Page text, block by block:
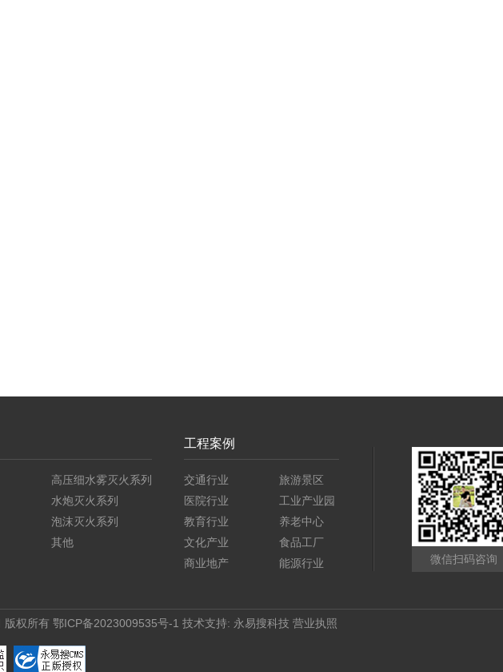
高压细水雾灭火系列
水炮灭火系列
泡沫灭火系列
其他
工程案例
交通行业
医院行业
教育行业
文化产业
商业地产
旅游景区
工业产业园
养老中心
食品工厂
能源行业
微信扫码咨询
版权所有 鄂ICP备2023009535号-1 技术支持: 永易搜科技 营业执照